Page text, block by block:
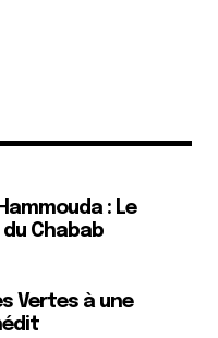
: Le
Chabab
Vertes à une